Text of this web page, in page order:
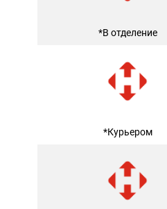
*В отделение
*Курьером